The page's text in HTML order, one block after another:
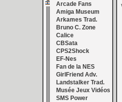
Arcade Fans
Amiga Museum
Arkames Trad.
Bruno C. Zone
Calice
CBSata
CPS2Shock
EF-Nes
Fan de la NES
GirlFriend Adv.
Landstalker Trad.
Musée Jeux Vidéos
SMS Power